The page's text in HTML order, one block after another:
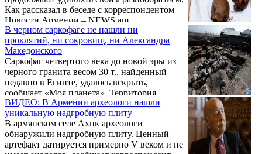
Как рассказал в беседе с корреспондентом
Новости Армении – NEWS.am
руководитель арцахской археологической
экспедиции Гамлет Петросян, еще в 2010-
2012 гг. в Тигранакерте были найдены
уникальные карасные захоронения,
относящиеся к I веку до нашей эры.
В черном саркофаге не нашли ни
проклятий, ни сокровищ, ни Александра
Македонского
Саркофаг четвертого века до новой эры из
черного гранита весом 30 т., найденный
недавно в Египте, удалось вскрыть,
сообщает «Моя планета». Территория
вокруг места обнаружения была оцеплена
солдатами и полицией, а жители
близлежащих домов эвакуированы:
археологи опасались влияния на людей
ядовитых газов, сохранившихся внутри
ВИДЕО: В Армении археологи нашли
уникальную надгробную плиту
В армянском селе Ахцк археологи
обнаружили надгробную плиту. Ценный
артефакт датируется примерно V веком и не